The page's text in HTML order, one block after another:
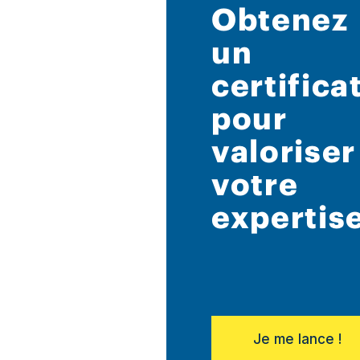
Obtenez
un
pour
valoriser
votre
Je me lance !